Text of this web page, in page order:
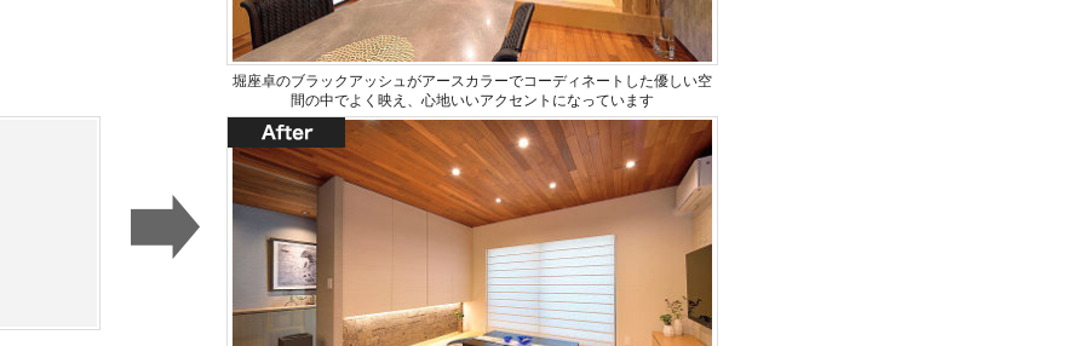
堀座卓のブラックアッシュがアースカラーでコーディネートした優しい空
間の中でよく映え、心地いいアクセントになっています